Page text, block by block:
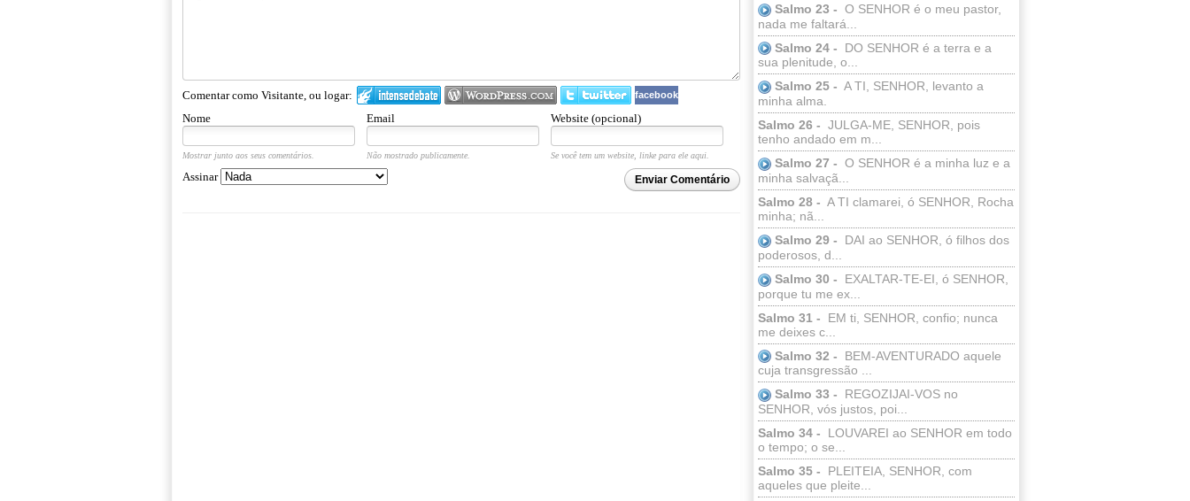
Salmo 23 - O SENHOR é o meu pastor,
nada me faltará...
Salmo 24 -
DO SENHOR é a terra e a
sua plenitude, o...
Salmo 25 - A TI, SENHOR, levanto a
minha alma.
Salmo 26 - JULGA-ME, SENHOR, pois
tenho andado em m...
Salmo 27 - O SENHOR é a minha luz e a
minha salvaçã...
Salmo 28 - A TI clamarei, ó SENHOR, Rocha
minha; nã...
Salmo 29 -
DAI ao SENHOR, ó filhos dos
poderosos, d...
Salmo 30 -
EXALTAR-TE-EI, ó SENHOR,
porque tu me ex...
Salmo 31 -
EM ti, SENHOR, confio; nunca
me deixes c...
Salmo 32 -
BEM-AVENTURADO aquele
cuja transgressão ...
Salmo 33 -
REGOZIJAI-VOS no
SENHOR, vós justos, poi...
Salmo 34 -
LOUVAREI ao SENHOR em todo
o tempo; o se...
Salmo 35 -
PLEITEIA, SENHOR, com
aqueles que pleite...
Comentar como Visitante, ou logar: facebook
Nome Email Website (opcional)
Mostrar junto aos seus comentários. Não mostrado publicamente. Se você tem um website, linke para ele aqui.
Enviar Comentário
Assinar